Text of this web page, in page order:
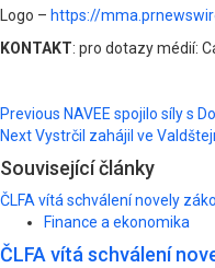
Logo – https://
KONTAKT: pro dotazy médií:
Post
navigation
Previous NAVEE spojilo síly s
NextVystrčil zahájil ve
Související články
ČLFA vítá schválení novely
Finance a ekonomika
ČLFA vítá schválení